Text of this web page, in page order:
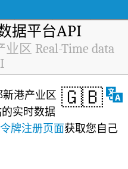
据平台API
区 Real-Time data
🇬🇧
港产业区
实时数据
牌注册页面获取您自己